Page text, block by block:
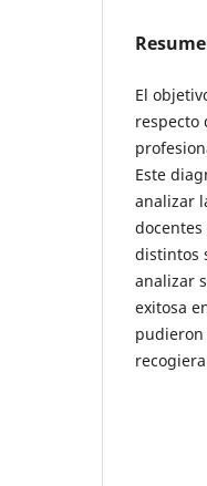
El
respecto
Este
analizar
distintos
analizar
exitosa